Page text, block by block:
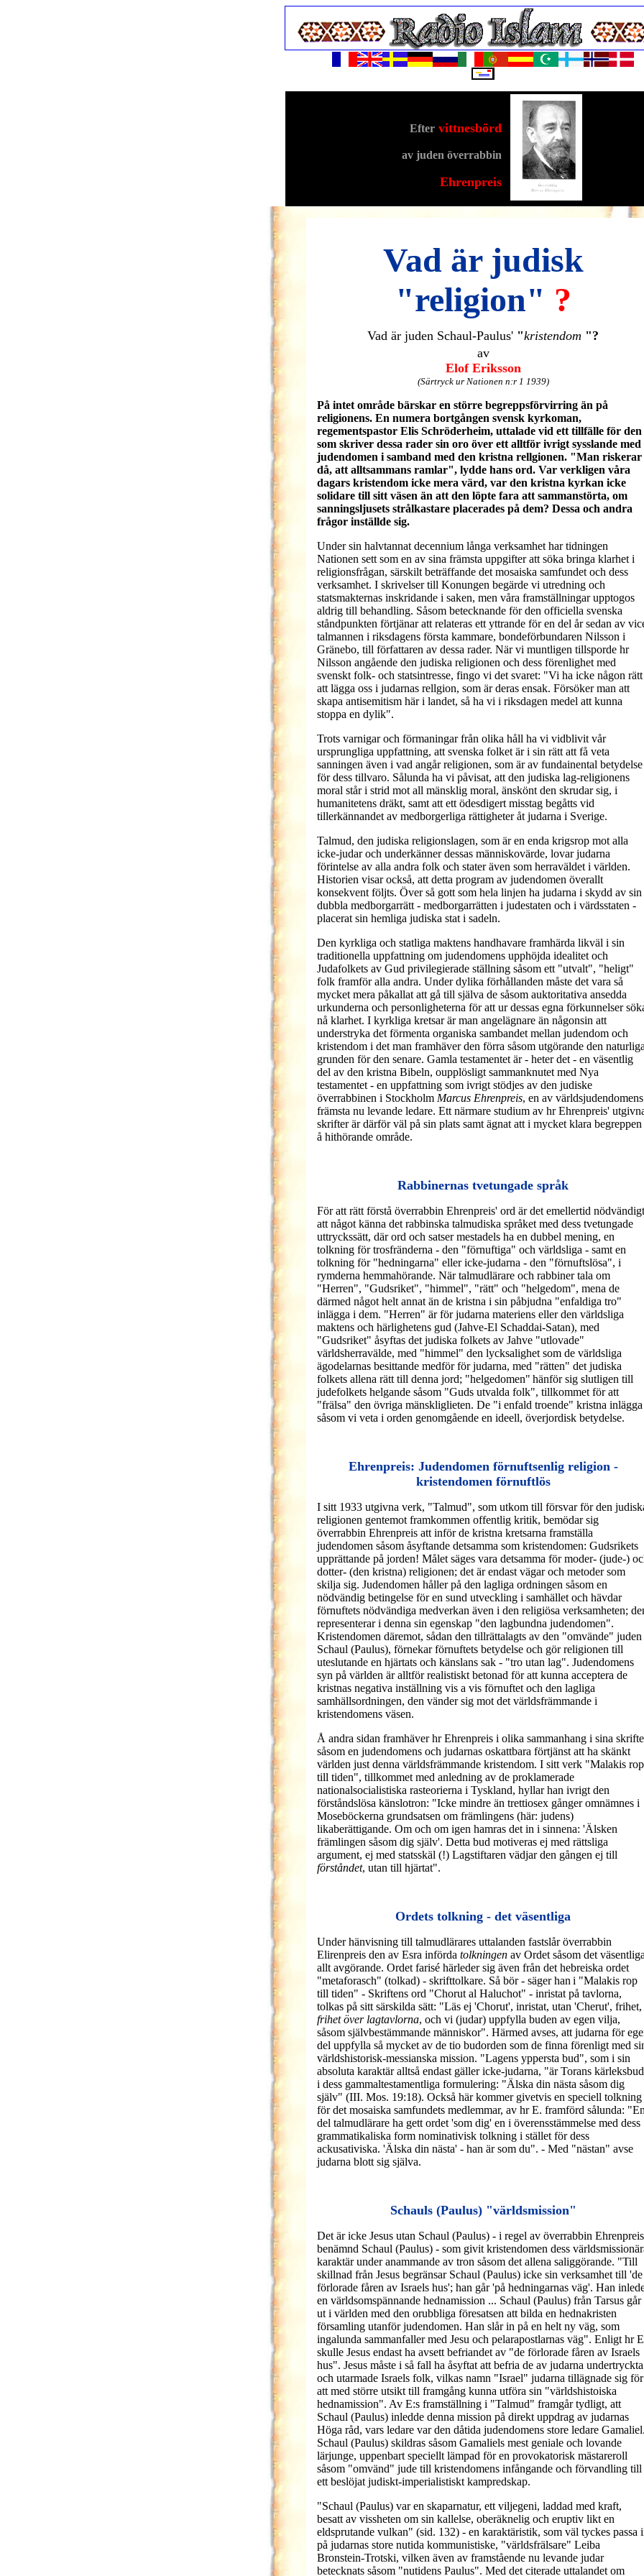
Efter vittnesbörd
av juden överrabbin
Ehrenpreis
Vad är judisk
"religion" ?
Vad är juden Schaul-Paulus' "kristendom "?
av
Elof Eriksson
(Särtryck ur Nationen n:r 1 1939)
På intet område bärskar en större begreppsförvirring än på
religionens. En numera bortgången svensk kyrkoman,
regementspastor Elis Schröderheim, uttalade vid ett tillfälle för den
som skriver dessa rader sin oro över ett alltför ivrigt sysslande med
judendomen i samband med den kristna rellgionen. "Man riskerar
då, att alltsammans ramlar", lydde hans ord. Var verkligen våra
dagars kristendom icke mera värd, var den kristna kyrkan icke
solidare till sitt väsen än att den löpte fara att sammanstörta, om
sanningsljusets strålkastare placerades på dem? Dessa och andra
frågor inställde sig.
Under sin halvtannat decennium långa verksamhet har tidningen
Nationen sett som en av sina främsta uppgifter att söka bringa klarhet i
religionsfrågan, särskilt beträffande det mosaiska samfundet och dess
verksamhet. I skrivelser till Konungen begärde vi utredning och
statsmakternas inskridande i saken, men våra framställningar upptogos
aldrig till behandling. Såsom betecknande för den officiella svenska
ståndpunkten förtjänar att relateras ett yttrande för en del år sedan av
talmannen i riksdagens första kammare, bondeförbundaren Nilsson i
Gränebo, till författaren av dessa rader. När vi muntligen tillsporde hr
Nilsson angående den judiska religionen och dess förenlighet med
svenskt folk- och statsintresse, fingo vi det svaret: "Vi ha icke någon rätt
att lägga oss i judarnas rellgion, som är deras ensak. Försöker man att
skapa antisemitism här i landet, så ha vi i riksdagen medel att kunna
stoppa en dylik".
Trots varnigar och förmaningar från olika håll ha vi vidblivit vår
ursprungliga uppfattning, att svenska folket är i sin rätt att få veta
sanningen även i vad angår religionen, som är av fundainental betydelse
för dess tillvaro. Sålunda ha vi påvisat, att den judiska lag-religionens
moral står i strid mot all mänsklig moral, änskönt den skrudar sig, i
humanitetens dräkt, samt att ett ödesdigert misstag begåtts vid
tillerkännandet av medborgerliga rättigheter åt judarna i Sverige.
Talmud, den judiska religionslagen, som är en enda krigsrop mot alla
icke-judar och underkänner dessas människovärde, lovar judarna
förintelse av alla andra folk och stater även som herraväldet i världen.
Historien visar också, att detta program av judendomen överallt
konsekvent följts. Över så gott som hela linjen ha judarna i skydd av sin
dubbla medborgarrätt - medborgarrätten i judestaten och i värdsstaten -
placerat sin hemliga judiska stat i sadeln.
Den kyrkliga och statliga maktens handhavare framhärda likväl i sin
traditionella uppfattning om judendomens upphöjda idealitet och
Judafolkets av Gud privilegierade ställning såsom ett "utvalt", "heligt"
folk framför alla andra. Under dylika förhållanden måste det vara så
mycket mera påkallat att gå till själva de såsom auktoritativa ansedda
urkunderna och personligheterna för att ur dessas egna förkunnelser
nå klarhet. I kyrkliga kretsar är man angelägnare än någonsin att
understryka det förmenta organiska sambandet mellan judendom och
kristendom i det man framhäver den förra såsom utgörande den
grunden för den senare. Gamla testamentet är - heter det - en väsentlig
del av den kristna Bibeln, oupplösligt sammanknutet med Nya
testamentet - en uppfattning som ivrigt stödjes av den judiske
överrabbinen i Stockholm Marcus Ehrenpreis, en av världsjudendomens
främsta nu levande ledare. Ett närmare studium av hr Ehrenpreis'
skrifter är därför väl på sin plats samt ägnat att i mycket klara begreppen
å hithörande område.
Rabbinernas tvetungade språk
För att rätt förstå överrabbin Ehrenpreis' ord är det emellertid nödvändigt
att något känna det rabbinska talmudiska språket med dess tvetungade
uttryckssätt, där ord och satser mestadels ha en dubbel mening, en
tolkning för trosfränderna - den "förnuftiga" och världsliga - samt en
tolkning för "hedningarna" eller icke-judarna - den "förnuftslösa", i
rymderna hemmahörande. När talmudlärare och rabbiner tala om
"Herren", "Gudsriket", "himmel", "rätt" och "helgedom", mena de
därmed något helt annat än de kristna i sin påbjudna "enfaldiga tro"
inlägga i dem. "Herren" är för judarna materiens eller den världsliga
maktens och härlighetens gud (Jahve-El Schaddai-Satan), med
"Gudsriket" åsyftas det judiska folkets av Jahve "utlovade"
världsherravälde, med "himmel" den lycksalighet som de världsliga
ägodelarnas besittande medför för judarna, med "rätten" det judiska
folkets allena rätt till denna jord; "helgedomen" hänför sig slutligen till
judefolkets helgande såsom "Guds utvalda folk", tillkommet för att
"frälsa" den övriga mänskliglieten. De "i enfald troende" kristna inlägga
såsom vi veta i orden genomgående en ideell, överjordisk betydelse.
Ehrenpreis: Judendomen förnuftsenlig religion -
kristendomen förnuftlös
I sitt 1933 utgivna verk, "Talmud", som utkom till försvar för den
religionen gentemot framkommen offentlig kritik, bemödar sig
överrabbin Ehrenpreis att inför de kristna kretsarna framställa
judendomen såsom åsyftande detsamma som kristendomen: Gudsrikets
upprättande på jorden! Målet säges vara detsamma för moder- (jude-)
dotter- (den kristna) religionen; det är endast vägar och metoder som
skilja sig. Judendomen håller på den lagliga ordningen såsom en
nödvändig betingelse för en sund utveckling i samhället och hävdar
förnuftets nödvändiga medverkan även i den religiösa verksamheten;
representerar i denna sin egenskap "den lagbundna judendomen".
Kristendomen däremot, sådan den tillrättalagts av den "omvände" juden
Schaul (Paulus), förnekar förnuftets betydelse och gör religionen till
uteslutande en hjärtats och känslans sak - "tro utan lag". Judendomens
syn på världen är alltför realistiskt betonad för att kunna acceptera de
kristnas negativa inställning vis a vis förnuftet och den lagliga
samhällsordningen, den vänder sig mot det världsfrämmande i
kristendomens väsen.
Å andra sidan framhäver hr Ehrenpreis i olika sammanhang i sina
såsom en judendomens och judarnas oskattbara förtjänst att ha skänkt
världen just denna världsfrämmande kristendom. I sitt verk "Malakis rop
till tiden", tillkommet med anledning av de proklamerade
nationalsocialistiska rasteorierna i Tyskland, hyllar han ivrigt den
förståndslösa känslotron: "Icke mindre än trettiosex gånger omnämnes i
Moseböckerna grundsatsen om främlingens (här: judens)
likaberättigande. Om och om igen hamras det in i sinnena: 'Älsken
främlingen såsom dig själv'. Detta bud motiveras ej med rättsliga
argument, ej med statsskäl (!) Lagstiftaren vädjar den gången ej till
förståndet, utan till hjärtat".
Ordets tolkning - det väsentliga
Under hänvisning till talmudlärares uttalanden fastslår överrabbin
Elirenpreis den av Esra införda tolkningen av Ordet såsom det
allt avgörande. Ordet farisé härleder sig även från det hebreiska ordet
"metaforasch" (tolkad) - skrifttolkare. Så bör - säger han i "Malakis rop
till tiden" - Skriftens ord "Chorut al Haluchot" - inristat på tavlorna,
tolkas på sitt särskilda sätt: "Läs ej 'Chorut', inristat, utan 'Cherut', frihet,
frihet över lagtavlorna, och vi (judar) uppfylla buden av egen vilja,
såsom självbestämmande människor". Härmed avses, att judarna för
del uppfylla så mycket av de tio budorden som de finna förenligt med
världshistorisk-messianska mission. "Lagens yppersta bud", som i sin
absoluta karaktär alltså endast gäller icke-judarna, "är Torans kärleksbud
i dess gammaltestamentliga formulering: "Älska din nästa såsom dig
själv" (III. Mos. 19:18). Också här kommer givetvis en speciell tolkning
för det mosaiska samfundets medlemmar, av hr E. framförd sålunda:
del talmudlärare ha gett ordet 'som dig' en i överensstämmelse med dess
grammatikaliska form nominativisk tolkning i stället för dess
ackusativiska. 'Älska din nästa' - han är som du". - Med "nästan" avse
judarna blott sig själva.
Schauls (Paulus) "världsmission"
Det är icke Jesus utan Schaul (Paulus) - i regel av överrabbin Ehrenpreis
benämnd Schaul (Paulus) - som givit kristendomen dess
karaktär under anammande av tron såsom det allena saliggörande. "Till
skillnad från Jesus begränsar Schaul (Paulus) icke sin verksamhet till 'de
förlorade fåren av Israels hus'; han går 'på hedningarnas väg'. Han
en världsomspännande hednamission ... Schaul (Paulus) från Tarsus går
ut i världen med den orubbliga föresatsen att bilda en hednakristen
församling utanför judendomen. Han slår in på en helt ny väg, som
ingalunda sammanfaller med Jesu och pelarapostlarnas väg". Enligt hr
skulle Jesus endast ha avsett befriandet av "de förlorade fåren av Israels
hus". Jesus måste i så fall ha åsyftat att befria de av judarna undertryckta
och utarmade Israels folk, vilkas namn "Israel" judarna tillägnade sig för
att med större utsikt till framgång kunna utföra sin "världshistoiska
hednamission". Av E:s framställning i "Talmud" framgår tydligt, att
Schaul (Paulus) inledde denna mission på direkt uppdrag av judarnas
Höga råd, vars ledare var den dåtida judendomens store ledare
Schaul (Paulus) skildras såsom Gamaliels mest geniale och lovande
lärjunge, uppenbart speciellt lämpad för en provokatorisk mästareroll
såsom "omvänd" jude till kristendomens infångande och förvandling till
ett beslöjat judiskt-imperialistiskt kampredskap.
"Schaul (Paulus) var en skaparnatur, ett viljegeni, laddad med kraft,
besatt av vissheten om sin kallelse, oberäknelig och eruptiv likt en
eldsprutande vulkan" (sid. 132) - en karaktäristik, som väl tyckes passa
på judarnas store nutida kommunistiske, "världsfrälsare" Leiba
Bronstein-Trotski, vilken även av framstående nu levande judar
betecknats såsom "nutidens Paulus". Med det citerade uttalandet om